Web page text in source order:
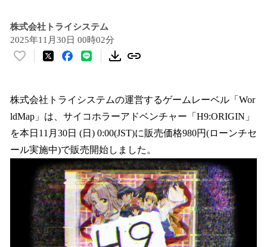
株式会社トライシステム
2025年11月30日 00時02分
い
！
数
読
み
込
株式会社トライシステムの運営するゲームレーベル「Wor
ldMap」は、サイコホラーアドベンチャー「H9:ORIGIN」
を本日11月30日 (日) 0:00(JST)に販売価格980円(ローンチセ
ール実施中)で販売開始しました。